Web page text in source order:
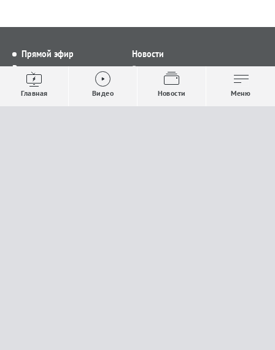
Прямой эфир
Видео
Выпуски новостей
Проекты
Новости
Все новости
Общество
Строительство и ЖКХ
Главная Видео Новости Меню